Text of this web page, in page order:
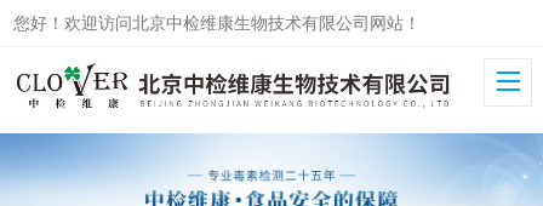
您好！欢迎访问北京中检维康生物技术有限公司网站！